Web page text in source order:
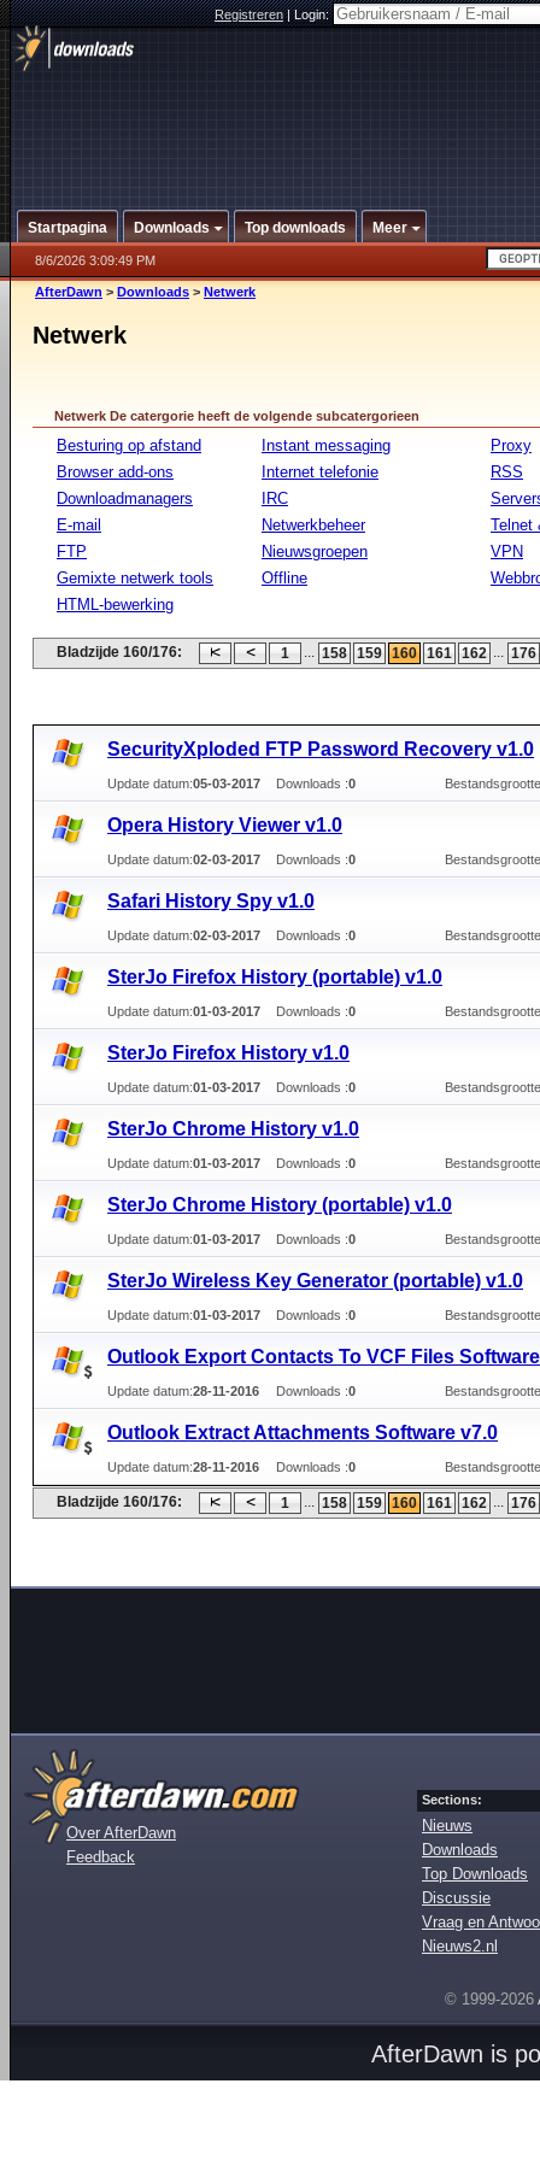
Registreren|Login:
Startpagina Downloads Top downloads Meer
8/6/2026 3:09:49 PM
AfterDawn > Downloads > Netwerk
Netwerk
Netwerk De catergorie heeft de volgende subcatergorieen
Besturing op afstand
Browser add-ons
Downloadmanagers
E-mail
FTP
Gemixte netwerk tools
HTML-bewerking
Instant messaging
Internet telefonie
IRC
Netwerkbeheer
Nieuwsgroepen
Offline
Proxy
RSS
Telnet
VPN
Bladzijde 160/176: 1 ... 158 159 160 161 162 ... 176
SecurityXploded FTP Password Recovery v1.0
Update datum:05-03-2017 Downloads :0
Opera History Viewer v1.0
Update datum:02-03-2017 Downloads :0
Safari History Spy v1.0
Update datum:02-03-2017 Downloads :0
SterJo Firefox History (portable) v1.0
Update datum:01-03-2017 Downloads :0
SterJo Firefox History v1.0
Update datum:01-03-2017 Downloads :0
SterJo Chrome History v1.0
Update datum:01-03-2017 Downloads :0
SterJo Chrome History (portable) v1.0
Update datum:01-03-2017 Downloads :0
SterJo Wireless Key Generator (portable) v1.0
Update datum:01-03-2017 Downloads :0
Outlook Export Contacts To VCF Files
Update datum:28-11-2016 Downloads :0
Outlook Extract Attachments Software v7.0
Update datum:28-11-2016 Downloads :0
Bladzijde 160/176: 1 ... 158 159 160 161 162 ... 176
Over AfterDawn
Feedback
Sections:
Nieuws
Downloads
Top Downloads
Discussie
Vraag en
Nieuws2.nl
© 1999-2026
AfterDawn is